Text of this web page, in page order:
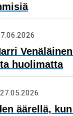
huolimatta
äärellä,